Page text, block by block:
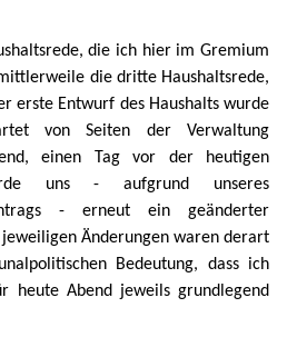
die ich hier im Gremium
die dritte Haushaltsrede,
erste Entwurf des Haushalts wurde
von Seiten der Verwaltung
einen Tag vor der heutigen
uns - aufgrund unseres
- erneut ein geänderter
Änderungen waren derart
Bedeutung, dass ich
heute Abend jeweils grundlegend